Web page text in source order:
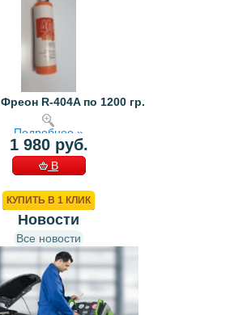
Фреон R-404A по 1200 гр.
Подробнее »
1 980 руб.
В
КУПИТЬ В 1 КЛИК
Новости
Все новости